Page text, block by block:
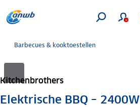
Barbecues & kooktoestellen
Kitchenbrothers
Elektrische BBQ – 2400W